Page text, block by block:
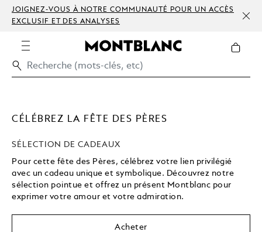
JOIGNEZ-VOUS À NOTRE COMMUNAUTÉ POUR UN ACCÈS
EXCLUSIF ET DES ANALYSES
CÉLÉBREZ LA FÊTE DES PÈRES
SÉLECTION DE CADEAUX
Pour cette fête des Pères, célébrez votre lien privilégié
avec un cadeau unique et symbolique. Découvrez notre
sélection pointue et offrez un présent Montblanc pour
exprimer votre amour et votre admiration.
Acheter